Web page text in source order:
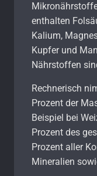
enthalten
Kalium,
Kupfer und
Nährstoffen
Rechnerisch
Prozent der
Beispiel bei
Prozent des
Prozent aller
Mineralien